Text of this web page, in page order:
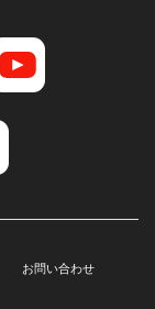
お問い合わせ